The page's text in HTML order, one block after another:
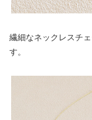
繊細なネックレスチ
す。